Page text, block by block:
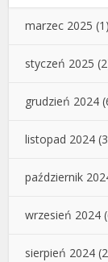
marzec 2025 (1)
styczeń 2025
grudzień 2024
listopad 2024
październik
wrzesień 2024
sierpień 2024